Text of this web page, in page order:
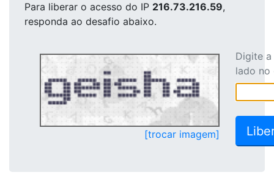
Para liberar o acesso do IP 216.73.216.59,
responda ao desafio abaixo.
[trocar imagem]
Digite
lado no